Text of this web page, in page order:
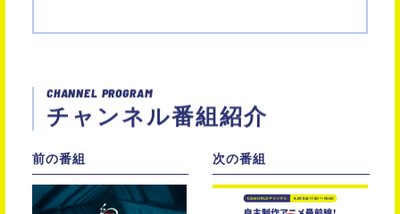
CHANNEL PROGRAM
チャンネル番組紹介